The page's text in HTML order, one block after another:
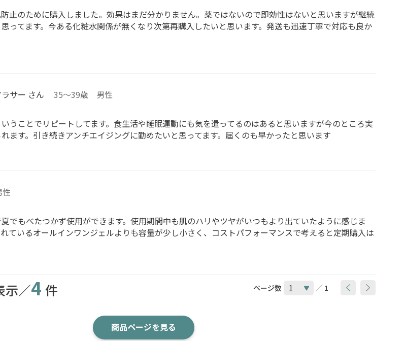
止のために購入しました。効果はまだ分かりません。薬ではないので即効性はないと思いますが継続
ってます。今ある化粧水関係が無くなり次第再購入したいと思います。発送も迅速丁寧で対応も良か
サー さん 35～39歳 男性
うことでリピートしてます。食生活や睡眠運動にも気を遣ってるのはあると思いますが今のところ実
ます。引き続きアンチエイジングに勤めたいと思ってます。届くのも早かったと思います
でもべたつかず使用ができます。使用期間中も肌のハリやツヤがいつもより出ていたように感じま
ているオールインワンジェルよりも容量が少し小さく、コストパフォーマンスで考えると定期購入は
示／4 件 ページ数 ／ 1
商品ページを見る